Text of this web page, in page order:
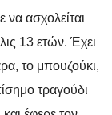
ασχολείται
13 ετών. Έχει
το μπουζούκι,
τραγούδι